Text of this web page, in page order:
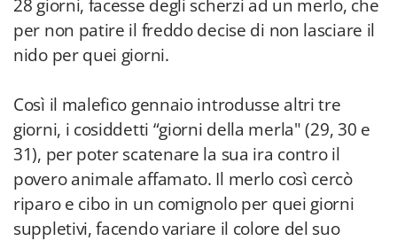
28 giorni, facesse degli scherzi ad un merlo, che
per non patire il freddo decise di non lasciare il
nido per quei giorni.
Così il malefico gennaio introdusse altri tre
giorni, i cosiddetti “giorni della merla" (29, 30 e
31), per poter scatenare la sua ira contro il
povero animale affamato. Il merlo così cercò
riparo e cibo in un comignolo per quei giorni
suppletivi, facendo variare il colore del suo